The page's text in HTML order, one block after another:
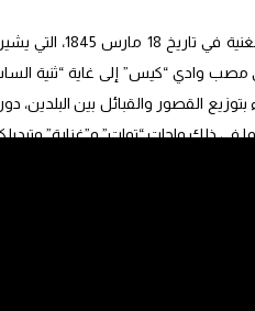
مصب وادي “كيس” إلى غاية “ثنية
بتوزيع القصور والقبائل بين
في ذلك واحات “توات” و”غزارة”
المغرب على واحة فكيك، كما
عند بداية المجال الصحراوي